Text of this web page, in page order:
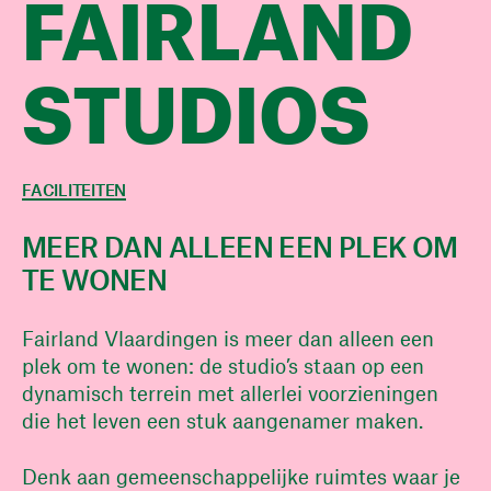
STUDIOS
FACILITEITEN
MEER DAN ALLEEN EEN PLEK OM
TE WONEN
Fairland Vlaardingen is meer dan alleen een
plek om te wonen: de studio’s staan op een
dynamisch terrein met allerlei voorzieningen
die het leven een stuk aangenamer maken.
Denk aan gemeenschappelijke ruimtes waar je